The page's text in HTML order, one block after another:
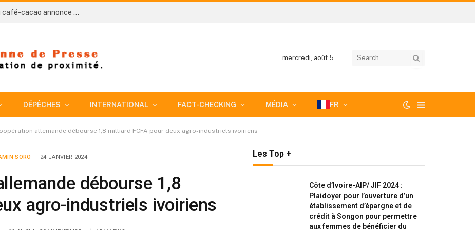
Côte d’Ivoire-AIP/ Café-cacao : le conseil du café-cacao annonce la fin du programme de rachat de 100 000 tonnes
mercredi, août 5
DÉPÊCHES INTERNATIONAL FACT-CHECKING MÉDIA FR
allemande débourse 1,8 milliard FCFA pour deux agro-industriels ivoiriens
SORO 24 JANVIER 2024
débourse 1,8
agro-industriels ivoiriens
Les Top +
Côte d’Ivoire-AIP/ JIF 2024 :
Plaidoyer pour l’ouverture d’un
établissement d’épargne et de
crédit à Songon pour permettre
aux femmes de bénéficier du